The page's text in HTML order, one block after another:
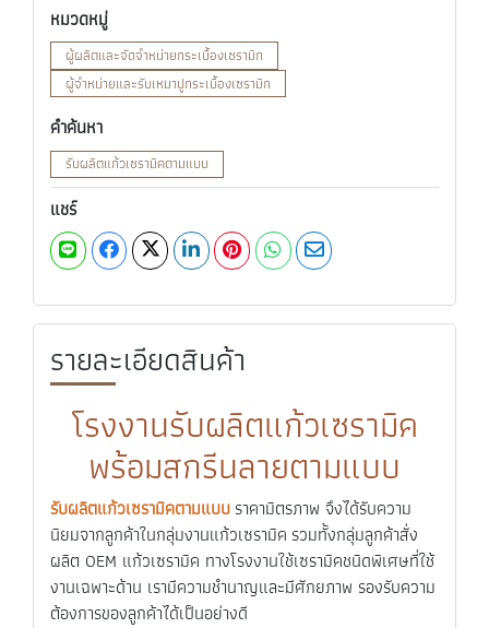
หมวดหมู่
ผู้ผลิตและจัดจำหน่ายกระเบื้องเซรามิก
ผู้จำหน่ายและรับเหมาปูกระเบื้องเซรามิก
คำค้นหา
รับผลิตแก้วเซรามิคตามแบบ
แชร์
รายละเอียดสินค้า
โรงงานรับผลิตแก้วเซรามิค
พร้อมสกรีนลายตามแบบ
รับผลิตแก้วเซรามิคตามแบบ ราคามิตรภาพ จึงได้รับความ
นิยมจากลูกค้าในกลุ่มงานแก้วเซรามิค รวมทั้งกลุ่มลูกค้าสั่ง
ผลิต OEM แก้วเซรามิค ทางโรงงานใช้เซรามิคชนิดพิเศษที่ใช้
งานเฉพาะด้าน เรามีความชำนาญและมีศักยภาพ รองรับความ
ต้องการของลูกค้าได้เป็นอย่างดี